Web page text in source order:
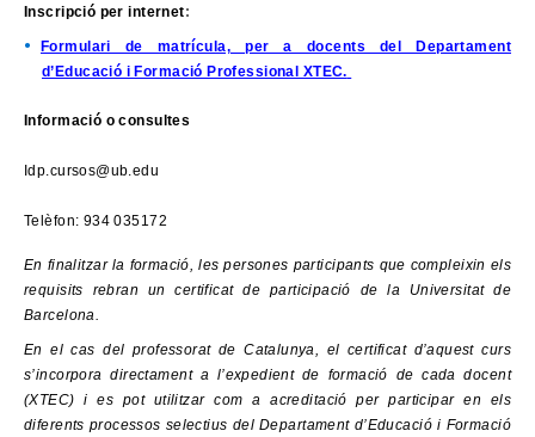
Inscripció per internet:
Formulari de matrícula, per a docents del Departament
d’Educació i Formació Professional XTEC.
Informació o consultes
Idp.cursos@ub.edu
Telèfon: 934 035172
En finalitzar la formació, les persones participants que compleixin els
requisits rebran un certificat de participació de la Universitat de
Barcelona.
En el cas del professorat de Catalunya, el certificat d’aquest curs
s’incorpora directament a l’expedient de formació de cada docent
(XTEC) i es pot utilitzar com a acreditació per participar en els
diferents processos selectius del Departament d’Educació i Formació